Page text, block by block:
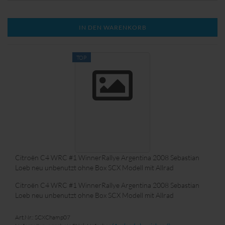
IN DEN WARENKORB
TOP
Citroën C4 WRC #1 WinnerRallye Argentina 2008 Sebastian
Loeb neu unbenutzt ohne Box SCX Modell mit Allrad
Citroën C4 WRC #1 WinnerRallye Argentina 2008 Sebastian
Loeb neu unbenutzt ohne Box SCX Modell mit Allrad
Art.Nr.: SCXChamp07